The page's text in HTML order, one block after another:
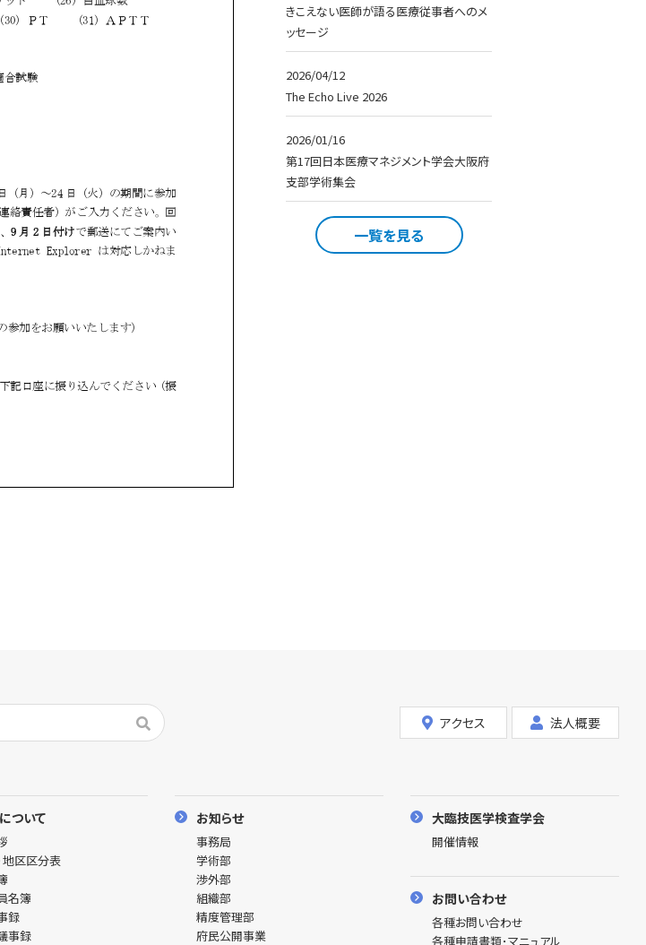
きこえない医師が語る医療従事者へのメ
ッセージ
2026/04/12
The Echo Live 2026
2026/01/16
第17回日本医療マネジメント学会大阪府
支部学術集会
一覧を見る
アクセス 法人概要
について
･地区区分表
名簿
録
事録
お知らせ
事務局
学術部
渉外部
組織部
精度管理部
府民公開事業
大臨技医学検査学会
開催情報
お問い合わせ
各種お問い合わせ
各種申請書類･マニュアル